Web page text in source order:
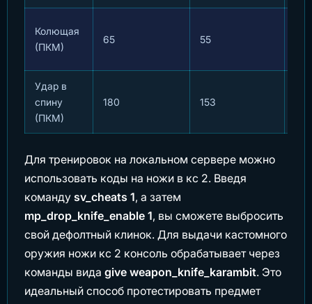
Колющая
(ПКМ)
65 55
Удар в
спину
(ПКМ)
180 153
Для тренировок на локальном сервере можно
использовать коды на ножи в кс 2. Введя
команду sv_cheats 1, а затем
mp_drop_knife_enable 1, вы сможете выбросить
свой дефолтный клинок. Для выдачи кастомного
оружия ножи кс 2 консоль обрабатывает через
команды вида give weapon_knife_karambit. Это
идеальный способ протестировать предмет